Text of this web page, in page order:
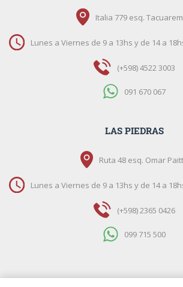
Italia 779 esq.
Lunes a Viernes de 9 a 13hs y de 14 a
(+598) 4522 3003
091 670 067
LAS PIEDRAS
Ruta 48 esq. Omar
Lunes a Viernes de 9 a 13hs y de 14 a
(+598) 2365 0426
099 715 500